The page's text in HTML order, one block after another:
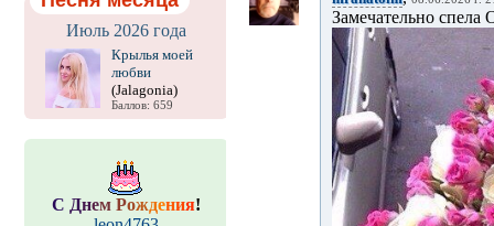
Июль 2026 года
Крылья моей
любви
(Jalagonia)
Баллов: 659
С Днем Рождения!
Замечательно